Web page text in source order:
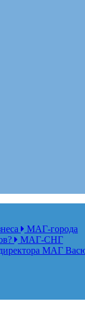
МАГ-города
МАГ-СНГ
МАГ